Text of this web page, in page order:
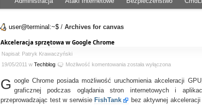
user@terminal:~$ / Archives for canvas
Akceleracja sprzętowa w Google Chrome
Napisał: Patryk Krawaczyński
19/05/2011 w Techblog Możliwość komentowania Akceleracja
w
Google
Chrome
została wyłączona
G oogle Chrome posiada możliwość uruchomienia akceleracji
graficznej podczas oglądania stron internetowych i
przeprowadzając test w serwisie FishTank bez aktywnej